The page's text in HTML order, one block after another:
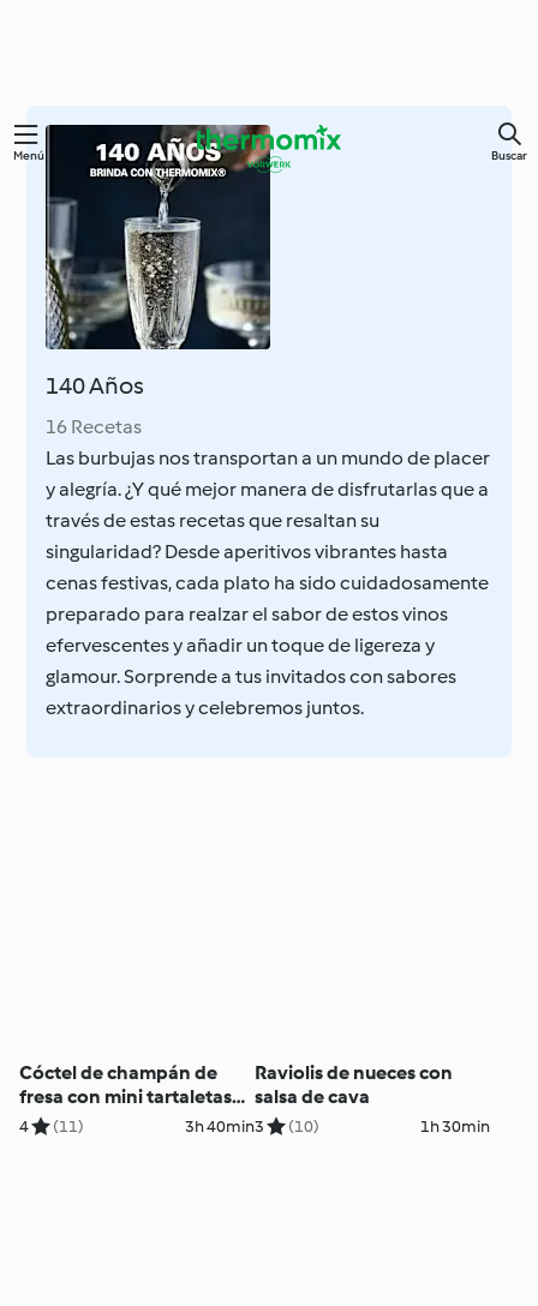
contenido
Menú Buscar
140 Años
16 Recetas
Las burbujas nos transportan a un mundo de placer
y alegría. ¿Y qué mejor manera de disfrutarlas que a
través de estas recetas que resaltan su
singularidad? Desde aperitivos vibrantes hasta
cenas festivas, cada plato ha sido cuidadosamente
preparado para realzar el sabor de estos vinos
efervescentes y añadir un toque de ligereza y
glamour. Sorprende a tus invitados con sabores
extraordinarios y celebremos juntos.
Cóctel de champán de
fresa con mini tartaletas
de queso saladas
4 (11) 3h 40min
Raviolis de nueces con
salsa de cava
3 (10) 1h 30min